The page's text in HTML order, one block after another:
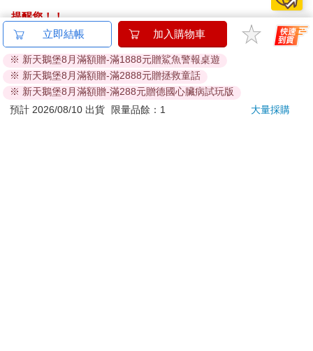
提醒您！！
金石堂及銀行均不會請您操作ATM! 如接獲電話要求您前往
ATM提款機，請不要聽從指示，以免受騙上當！
退換貨須知：
**提醒您，鑑賞期不等於試用期，退回商品須為全新狀態**
依據「消費者保護法」第19條及行政院消費者保護處公告之
立即結帳 加入購物車
※ 新天鵝堡8月滿額贈-滿1888元贈鯊魚警報桌遊
※ 新天鵝堡8月滿額贈-滿2888元贈拯救童話
※ 新天鵝堡8月滿額贈-滿288元贈德國心臟病試玩版
預計 2026/08/10 出貨
限量品餘：1 大量採購